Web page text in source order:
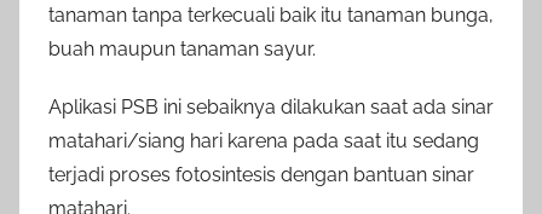
tanaman tanpa terkecuali baik itu tanaman bunga,
buah maupun tanaman sayur.
Aplikasi PSB ini sebaiknya dilakukan saat ada sinar
matahari/siang hari karena pada saat itu sedang
terjadi proses fotosintesis dengan bantuan sinar
matahari.